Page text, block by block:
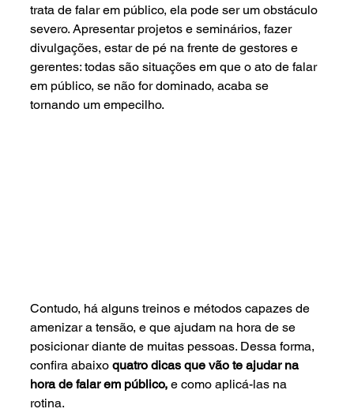
trata de falar em público, ela pode ser um obstáculo
severo. Apresentar projetos e seminários, fazer
divulgações, estar de pé na frente de gestores e
gerentes: todas são situações em que o ato de falar
em público, se não for dominado, acaba se
tornando um empecilho.
Contudo, há alguns treinos e métodos capazes de
amenizar a tensão, e que ajudam na hora de se
posicionar diante de muitas pessoas. Dessa forma,
confira abaixo quatro dicas que vão te ajudar na
hora de falar em público, e como aplicá-las na
rotina.